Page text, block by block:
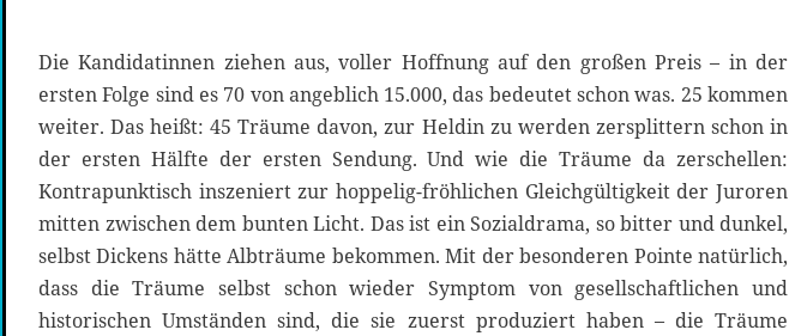
Die Kandidatinnen ziehen aus, voller Hoffnung auf den großen Preis – in der
ersten Folge sind es 70 von angeblich 15.000, das bedeutet schon was. 25 kommen
weiter. Das heißt: 45 Träume davon, zur Heldin zu werden zersplittern schon in
der ersten Hälfte der ersten Sendung. Und wie die Träume da zerschellen:
Kontrapunktisch inszeniert zur hoppelig-fröhlichen Gleichgültigkeit der Juroren
mitten zwischen dem bunten Licht. Das ist ein Sozialdrama, so bitter und dunkel,
selbst Dickens hätte Albträume bekommen. Mit der besonderen Pointe natürlich,
dass die Träume selbst schon wieder Symptom von gesellschaftlichen und
historischen Umständen sind, die sie zuerst produziert haben – die Träume